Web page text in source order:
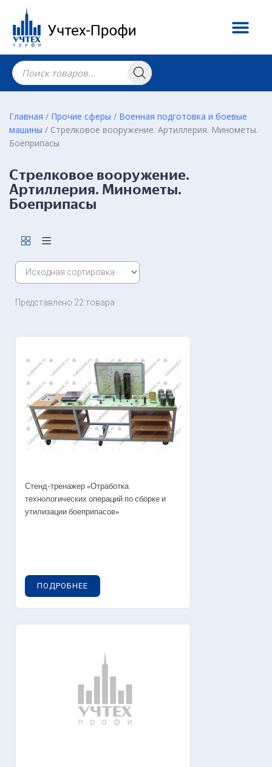
Главная / Прочие сферы / Военная подготовка и боевые
машины / Стрелковое вооружение. Артиллерия. Минометы.
Боеприпасы
Стрелковое вооружение.
Артиллерия. Минометы.
Боеприпасы
Представлено 22 товара
Стенд-тренажер «Отработка
технологических операций по сборке и
утилизации боеприпасов»
ПОДРОБНЕЕ